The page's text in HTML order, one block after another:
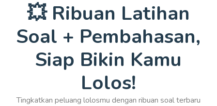
💥 Ribuan Latihan
Soal + Pembahasan,
Siap Bikin Kamu
Lolos!
Tingkatkan peluang lolosmu dengan ribuan soal terbaru